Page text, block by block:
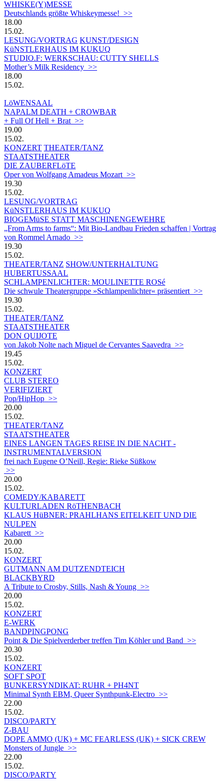
WHISKE(Y)MESSE
Deutschlands größte Whiskeymesse! >>
18.00
15.02.
LESUNG/VORTRAG KUNST/DESIGN
KüNSTLERHAUS IM KUKUQ
STUDIO.F: WERKSCHAU: CUTTY SHELLS
Mother’s Milk Residency >>
18.00
15.02.
LöWENSAAL
NAPALM DEATH + CROWBAR
+ Full Of Hell + Brat >>
19.00
15.02.
KONZERT THEATER/TANZ
STAATSTHEATER
DIE ZAUBERFLöTE
Oper von Wolfgang Amadeus Mozart >>
19.30
15.02.
LESUNG/VORTRAG
KüNSTLERHAUS IM KUKUQ
BIOGEMüSE STATT MASCHINENGEWEHRE
„From Arms to farms“: Mit Bio-Landbau Frieden schaffen | Vortrag
von Rommel Arnado >>
19.30
15.02.
THEATER/TANZ SHOW/UNTERHALTUNG
HUBERTUSSAAL
SCHLAMPENLICHTER: MOULINETTE ROSé
Die schwule Theatergruppe »Schlampenlichter« präsentiert >>
19.30
15.02.
THEATER/TANZ
STAATSTHEATER
DON QUIJOTE
von Jakob Nolte nach Miguel de Cervantes Saavedra >>
19.45
15.02.
KONZERT
CLUB STEREO
VERIFIZIERT
Pop/HipHop >>
20.00
15.02.
THEATER/TANZ
STAATSTHEATER
EINES LANGEN TAGES REISE IN DIE NACHT -
INSTRUMENTALVERSION
frei nach Eugene O’Neill, Regie: Rieke Süßkow
>>
20.00
15.02.
COMEDY/KABARETT
KULTURLADEN RöTHENBACH
KLAUS HüBNER: PRAHLHANS EITELKEIT UND DIE
NULPEN
Kabarett >>
20.00
15.02.
KONZERT
GUTMANN AM DUTZENDTEICH
BLACKBYRD
A Tribute to Crosby, Stills, Nash & Young >>
20.00
15.02.
KONZERT
E-WERK
BANDPINGPONG
Point & Die Spielverderber treffen Tim Köhler und Band >>
20.30
15.02.
KONZERT
SOFT SPOT
BUNKERSYNDIKAT: RUHR + PH4NT
Minimal Synth EBM, Queer Synthpunk-Electro >>
22.00
15.02.
DISCO/PARTY
Z-BAU
DOPE AMMO (UK) + MC FEARLESS (UK) + SICK CREW
Monsters of Jungle >>
22.00
15.02.
DISCO/PARTY